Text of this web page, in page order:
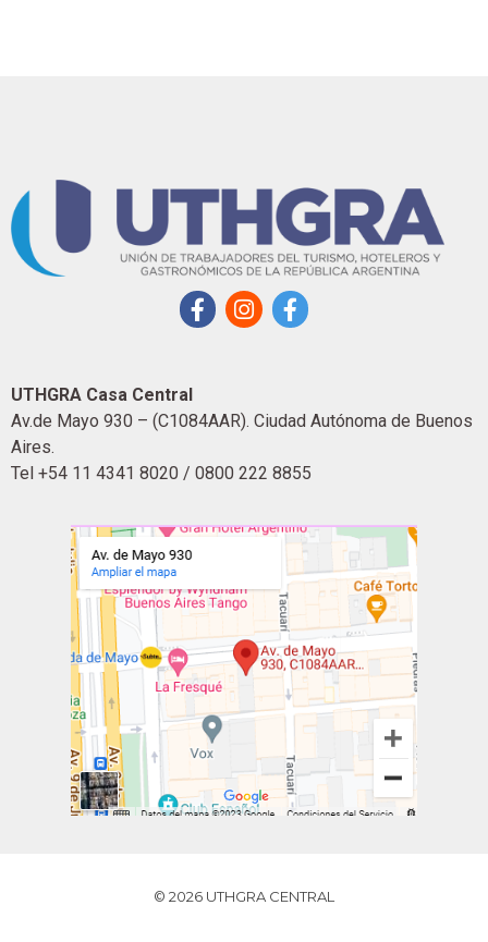
UTHGRA Casa Central
Av.de Mayo 930 – (C1084AAR). Ciudad Autónoma de Buenos
Aires.
Tel +54 11 4341 8020 / 0800 222 8855
© 2026 UTHGRA CENTRAL